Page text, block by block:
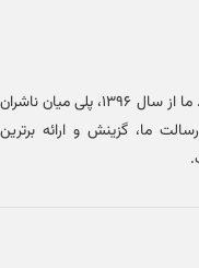
خانه کتاب طاها، مرجع تخصصی آثار علوم انسانی. ما از سال ۱۳۹۶، پلی میان ناشران
ما، گزینش و ارائه برترین